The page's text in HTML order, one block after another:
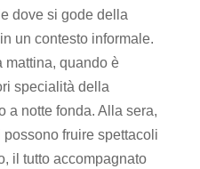
dove si gode della
un contesto informale.
mattina, quando è
specialità della
a notte fonda. Alla sera,
fruire spettacoli
il tutto accompagnato